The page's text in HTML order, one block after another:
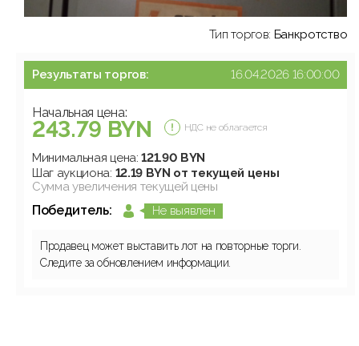
Тип торгов: Банкротство
Результаты торгов: 16.04.2026 16:00:00
Начальная цена:
243.79 BYN НДС не облагается
Минимальная цена:121.90 BYN
Шаг аукциона: 12.19 BYN от текущей цены
Сумма увеличения текущей цены
Победитель: Не выявлен
Продавец может выставить лот на повторные торги.
Следите за обновлением информации.